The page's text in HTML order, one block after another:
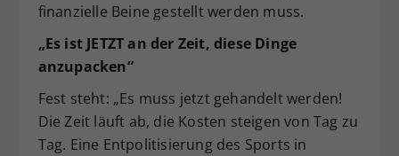
finanzielle Beine gestellt werden muss.
„Es ist JETZT an der Zeit, diese Dinge
anzupacken“
Fest steht: „Es muss jetzt gehandelt werden!
Die Zeit läuft ab, die Kosten steigen von Tag zu
Tag. Eine Entpolitisierung des Sports in